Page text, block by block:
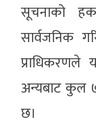
सूचनाको
सार्वजनिक
प्राधिकरणले
अन्यबाट कुल
छ।